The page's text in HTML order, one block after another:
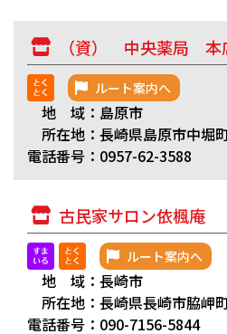
（資） 中央薬局 本
ルート案内へ
地 域：島原市
所在地：長崎県島原市中堀
電話番号：0957-62-3588
古民家サロン依楓庵
ルート案内へ
地 域：長崎市
所在地：長崎県長崎市脇岬
電話番号：090-7156-5844